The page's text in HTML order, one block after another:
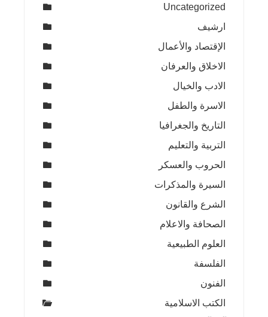
Uncategorized
ارشيف
الإقتصاد والأعمال
الاخلاق والعرفان
الادب والخيال
الاسرة والطفل
التاريخ والجغرافيا
التربية والتعليم
الحروب والعسكر
السيرة والمذكرات
الشرع والقانون
الصحافة والاعلام
العلوم الطبيعية
الفلسفة
الفنون
الكتب الاسلامية